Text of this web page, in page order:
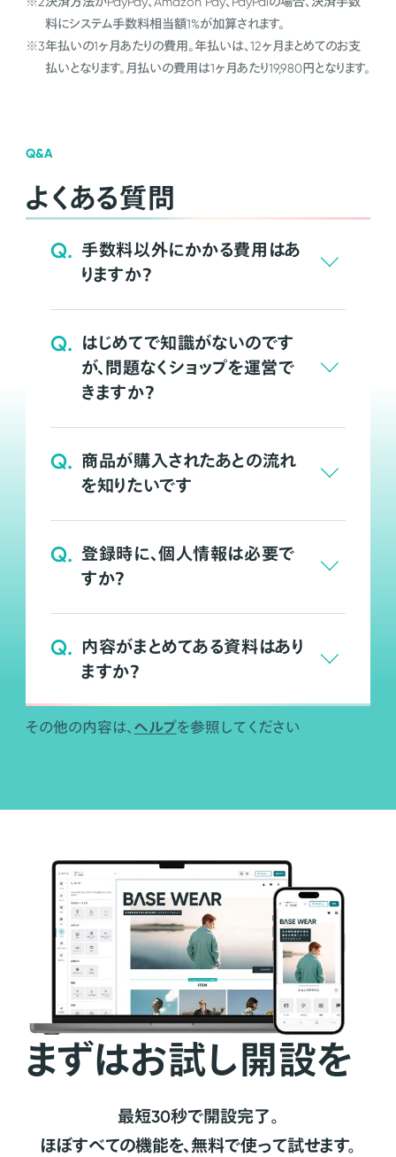
料にシステム手数料相当額1%が加算されます。
※3年払いの1ヶ月あたりの費用。年払いは、12ヶ月まとめてのお支
払いとなります。月払いの費用は1ヶ月あたり19,980円となります。
Q&A
よくある質問
Q. 手数料以外にかかる費用はあ
りますか？
Q. はじめてで知識がないのです
が、問題なくショップを運営で
きますか？
Q. 商品が購入されたあとの流れ
を知りたいです
Q. 登録時に、個人情報は必要で
すか？
Q. 内容がまとめてある資料はあり
ますか？
その他の内容は、 ヘルプを参照してください
まずはお試し開設を
最短30秒で開設完了。
ほぼすべての機能を、無料で使って試せます。